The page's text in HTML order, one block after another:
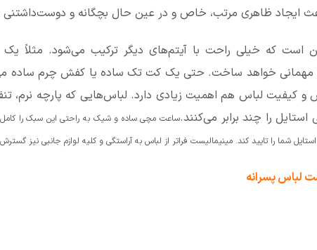
ایجاد ظاهری مرتب، خاص و در عین حال بچگانه و دوست‌داشتنی
است که خیلی راحت با آیتم‌های دیگر ترکیب می‌شود. مثلاً یک
خواهد ساخت. حتی یک کت تک ساده یا کفش چرم ساده
کیفیت لباس هم اهمیت زیادی دارد. لباس‌هایی که پارچه نرم،
را چند برابر می‌کنند.ساعت مچی ساده و شیک به راحتی این سبک را کامل
شما را تایید کند. مینیمالیست فراتر از لباس به آراستگی و کلیه لوازم جانبی نیز
لباس پسرانه